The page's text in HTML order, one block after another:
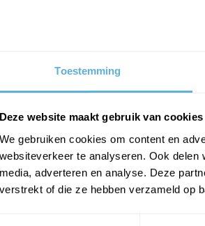
Toestemming
Deze website maakt gebruik van cookies
We gebruiken cookies om content en
websiteverkeer te analyseren. Ook
media, adverteren en analyse. Deze
verstrekt of die ze hebben verzameld op
MET LED
energiezuinig. LED-lampen
Een badkamerspiegel met LED-
Bovendien worden ze niet heet, waardoor